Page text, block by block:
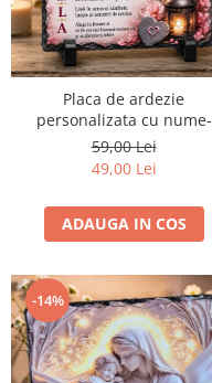
Placa de ardezie
personalizata cu nume-
Mihaela
59,00 Lei
49,00 Lei
ADAUGA IN COS
-14%